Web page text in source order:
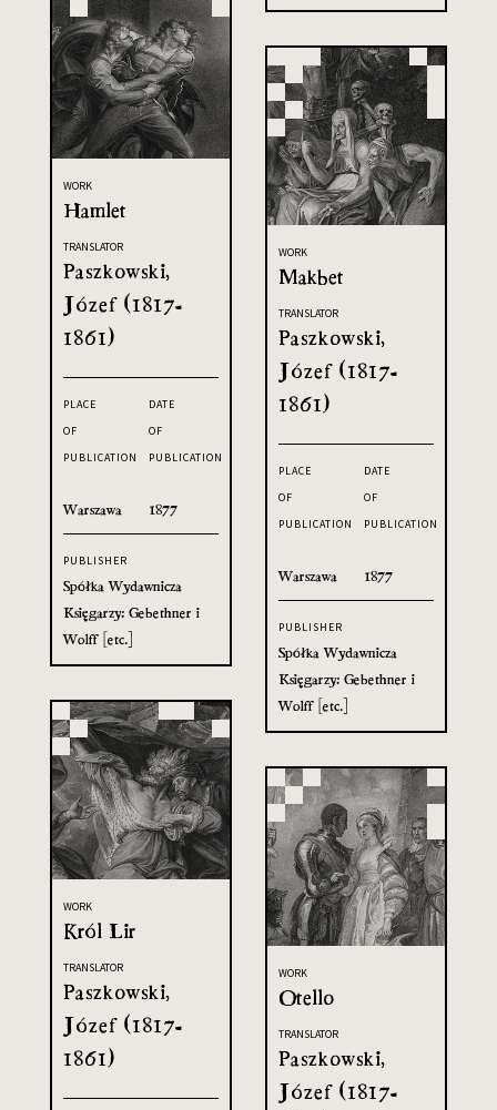
WORK
Hamlet
TRANSLATOR
Paszkowski,
Józef (1817-
1861)
PLACE
OF
PUBLICATION
Warszawa
DATE
OF
PUBLICATION
1877
PUBLISHER
Spółka Wydawnicza
Księgarzy: Gebethner i
Wolff [etc.]
WORK
Makbet
TRANSLATOR
Paszkowski,
Józef (1817-
1861)
PLACE
OF
PUBLICATION
Warszawa
DATE
OF
PUBLICATION
1877
PUBLISHER
Spółka Wydawnicza
Księgarzy: Gebethner i
Wolff [etc.]
WORK
Król Lir
TRANSLATOR
Paszkowski,
Józef (1817-
1861)
WORK
Otello
TRANSLATOR
Paszkowski,
Józef (1817-